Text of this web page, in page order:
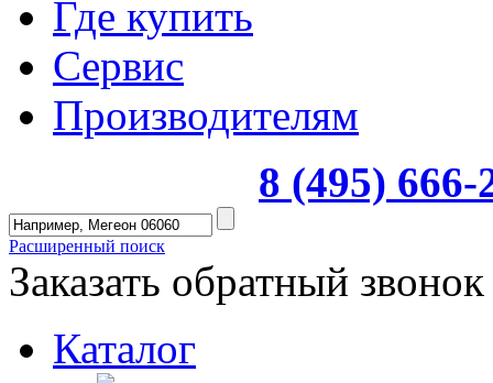
Где купить
Сервис
Производителям
8 (495)
Расширенный поиск
Заказать обратный звонок
Каталог